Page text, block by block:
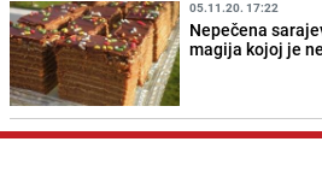
05.11.20. 17:22
Nepečena
magija kojoj je